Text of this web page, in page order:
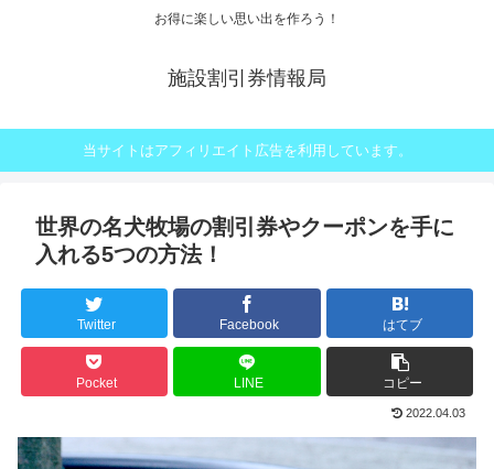
お得に楽しい思い出を作ろう！
施設割引券情報局
当サイトはアフィリエイト広告を利用しています。
世界の名犬牧場の割引券やクーポンを手に
入れる5つの方法！
Twitter Facebook はてブ
Pocket LINE コピー
2022.04.03